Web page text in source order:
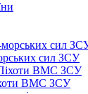
сил ЗСУ
ВМС ЗСУ